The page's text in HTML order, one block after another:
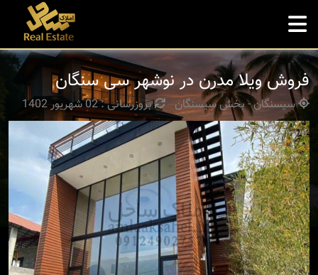
فروش ویلا مدرن در نوشهر سی سنگان
سیسنگان - بخش سیسنگان بروزرسانی : 02 شهریور 1402